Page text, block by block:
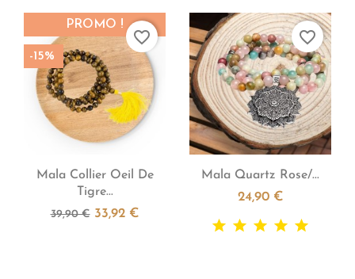
Aperçu rapide
Mala Collier Oeil De
Tigre...
39,90 € 33,92 €
PROMO !
-15%
favorite_border
Aperçu rapide
Mala Quartz Rose/...
24,90 €
favorite_border